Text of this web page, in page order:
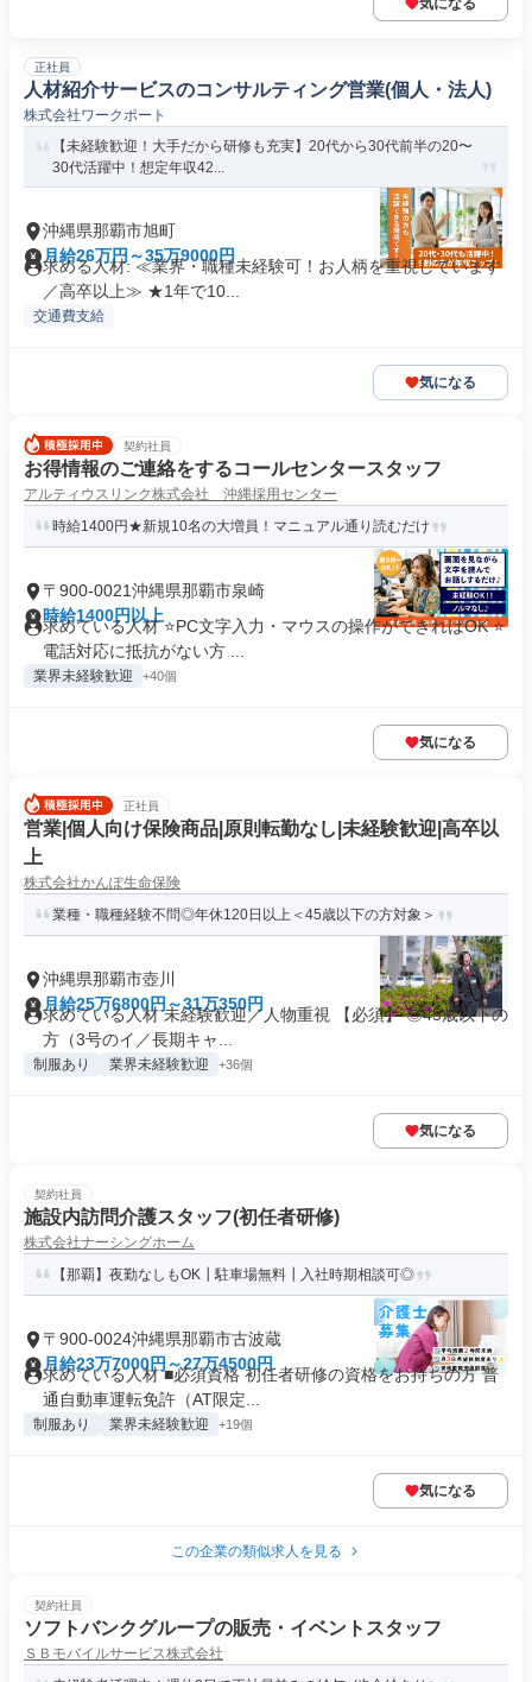
気になる
正社員
人材紹介サービスのコンサルティング営業(個人・法人)
株式会社ワークポート
【未経験歓迎！大手だから研修も充実】20代から30代前半の20〜
30代活躍中！想定年収42...
沖縄県那覇市旭町
月給26万円～35万9000円
求める人材: ≪業界・職種未経験可！お人柄を重視しています
／高卒以上≫ ★1年で10...
交通費支給
気になる
契約社員
お得情報のご連絡をするコールセンタースタッフ
アルティウスリンク株式会社 沖縄採用センター
時給1400円★新規10名の大増員！マニュアル通り読むだけ
〒900-0021沖縄県那覇市泉崎
時給1400円以上
求めている人材 ⭐PC文字入力・マウスの操作ができればOK ⭐
電話対応に抵抗がない方 ...
業界未経験歓迎 +40個
気になる
正社員
営業|個人向け保険商品|原則転勤なし|未経験歓迎|高卒以
上
株式会社かんぽ生命保険
業種・職種経験不問◎年休120日以上＜45歳以下の方対象＞
沖縄県那覇市壺川
月給25万6800円～31万350円
求めている人材 未経験歓迎／人物重視 【必須】 ◎45歳以下の
方（3号のイ／長期キャ...
制服あり 業界未経験歓迎 +36個
気になる
契約社員
施設内訪問介護スタッフ(初任者研修)
株式会社ナーシングホーム
【那覇】夜勤なしもOK┃駐車場無料┃入社時期相談可◎
〒900-0024沖縄県那覇市古波蔵
月給23万7000円～27万4500円
求めている人材 ■必須資格 初任者研修の資格をお持ちの方 普
通自動車運転免許（AT限定...
制服あり 業界未経験歓迎 +19個
気になる
この企業の類似求人を見る
契約社員
ソフトバンクグループの販売・イベントスタッフ
ＳＢモバイルサービス株式会社